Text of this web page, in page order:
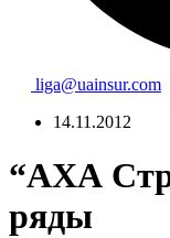
liga@uainsur.com
14.11.2012
“АХА
ряды